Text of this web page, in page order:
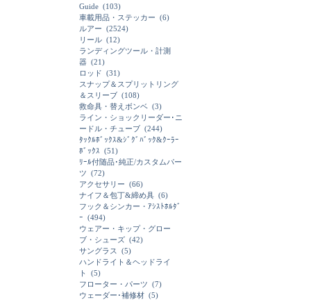
Guide (103)
車載用品・ステッカー (6)
ルアー (2524)
リール (12)
ランディングツール・計測
器 (21)
ロッド (31)
スナップ＆スプリットリング
＆スリーブ (108)
救命具・替えボンベ (3)
ライン・ショックリーダー･ニ
ードル・チューブ (244)
ﾀｯｸﾙﾎﾞｯｸｽ&ｼﾞｸﾞﾊﾞｯｸ&ｸｰﾗｰ
ﾎﾞｯｸｽ (51)
ﾘｰﾙ付随品･純正/カスタムパー
ツ (72)
アクセサリー (66)
ナイフ＆包丁&締め具 (6)
フック＆シンカー・ｱｼｽﾄﾎﾙﾀﾞ
ｰ (494)
ウェアー・キップ・グロー
ブ・シューズ (42)
サングラス
(5)
ハンドライト＆ヘッドライ
ト
(5)
フローター・パーツ (7)
ウェーダー･補修材 (5)